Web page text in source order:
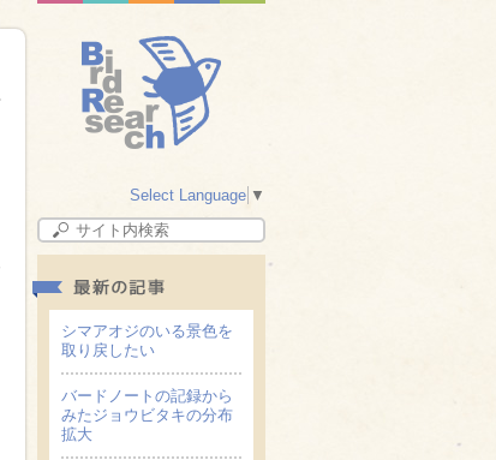
Select Language ▼
シマアオジのいる景色を
取り戻したい
バードノートの記録から
みたジョウビタキの分布
拡大